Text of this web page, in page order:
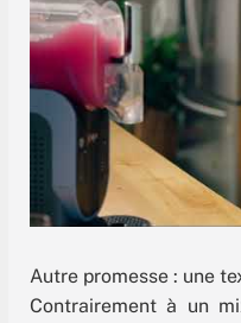
Autre promesse : une
Contrairement à un